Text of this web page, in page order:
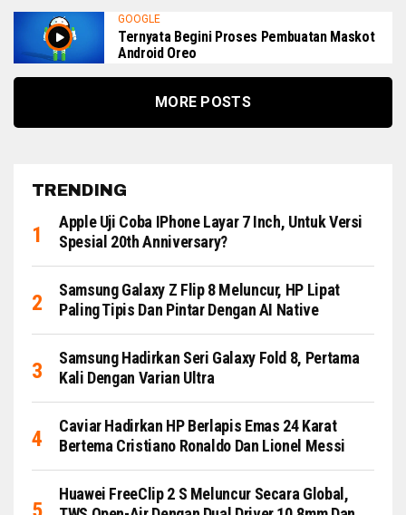
GOOGLE
Ternyata Begini Proses Pembuatan Maskot
Android Oreo
MORE POSTS
TRENDING
Apple Uji Coba IPhone Layar 7 Inch, Untuk Versi
Spesial 20th Anniversary?
Samsung Galaxy Z Flip 8 Meluncur, HP Lipat
Paling Tipis Dan Pintar Dengan AI Native
Samsung Hadirkan Seri Galaxy Fold 8, Pertama
Kali Dengan Varian Ultra
Caviar Hadirkan HP Berlapis Emas 24 Karat
Bertema Cristiano Ronaldo Dan Lionel Messi
Huawei FreeClip 2 S Meluncur Secara Global,